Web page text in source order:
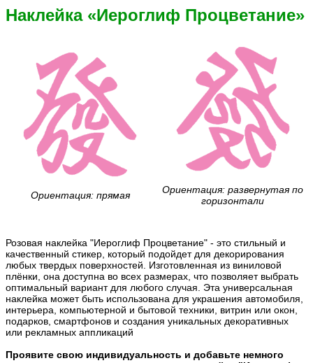
Наклейка «Иероглиф Процветание»
Ориентация: прямая
Ориентация: развернутая по
горизонтали
Розовая наклейка "Иероглиф Процветание" - это стильный и
качественный стикер, который подойдет для декорирования
любых твердых поверхностей. Изготовленная из виниловой
плёнки, она доступна во всех размерах, что позволяет выбрать
оптимальный вариант для любого случая. Эта универсальная
наклейка может быть использована для украшения автомобиля,
интерьера, компьютерной и бытовой техники, витрин или окон,
подарков, смартфонов и создания уникальных декоративных
или рекламных аппликаций
Проявите свою индивидуальность и добавьте немного